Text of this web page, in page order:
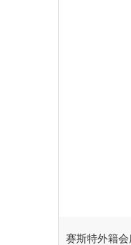
赛斯特外籍会